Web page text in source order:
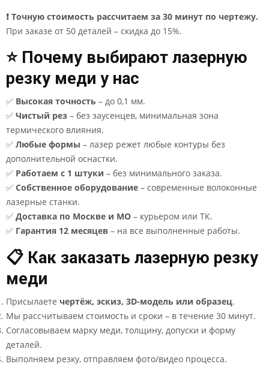
❗ Точную стоимость рассчитаем за 30 минут по чертежу.
При заказе от 50 деталей – скидка до 15%.
⭐ Почему выбирают лазерную
резку меди у нас
✅ Высокая точность – до 0,1 мм.
✅ Чистый рез – без заусенцев, минимальная зона
термического влияния.
✅ Любые формы – лазер режет любые контуры без
дополнительной оснастки.
✅ Работаем с 1 штуки – без минимального заказа.
✅ Собственное оборудование – современные волоконные
лазерные станки.
✅ Доставка по Москве и МО – курьером или ТК.
✅ Гарантия 12 месяцев – на все выполненные работы.
📋 Как заказать лазерную резку
меди
Присылаете чертёж, эскиз, 3D-модель или образец.
Мы рассчитываем стоимость и сроки – в течение 30 минут.
Согласовываем марку меди, толщину, допуски и форму
деталей.
Выполняем резку, отправляем фото/видео процесса.